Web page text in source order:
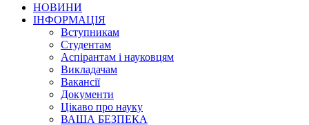
НОВИНИ
ІНФОРМАЦІЯ
Вступникам
Студентам
Аспірантам і науковцям
Викладачам
Вакансії
Документи
Цікаво про науку
ВАША БЕЗПЕКА